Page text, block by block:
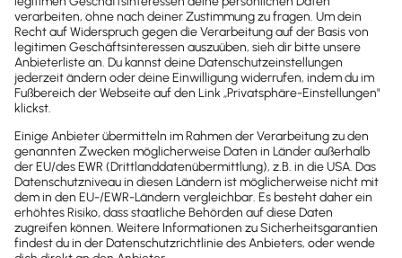
Brandheiße
News direkt in
dein Postfach
wichtige News zu
Gesetzesänderungen,
hilfreiche Praxis-Tipps und
kostenlose Tools für
Unternehmen erhalten?